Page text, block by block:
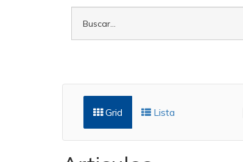
Grid Lista